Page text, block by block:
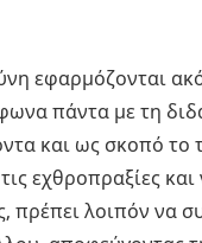
εφαρμόζονται
πάντα με τη
και ως σκοπό
εχθροπραξίες
λοιπόν να